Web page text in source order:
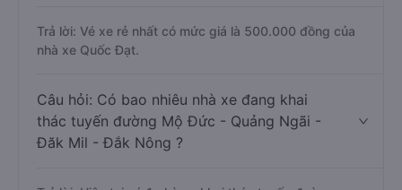
Trả lời: Vé xe rẻ nhất có mức giá là 500.000 đồng của
nhà xe Quốc Đạt.
Câu hỏi: Có bao nhiêu nhà xe đang khai
thác tuyến đường Mộ Đức - Quảng Ngãi -
Đăk Mil - Đắk Nông ?